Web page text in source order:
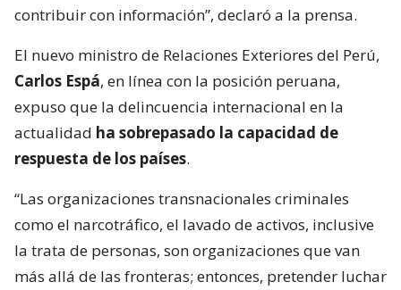
contribuir con información”, declaró a la prensa.
El nuevo ministro de Relaciones Exteriores del Perú,
Carlos Espá, en línea con la posición peruana,
expuso que la delincuencia internacional en la
actualidad ha sobrepasado la capacidad de
respuesta de los países.
“Las organizaciones transnacionales criminales
como el narcotráfico, el lavado de activos, inclusive
la trata de personas, son organizaciones que van
más allá de las fronteras; entonces, pretender luchar